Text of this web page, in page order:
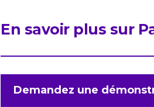
En savoir plus sur
Demandez une